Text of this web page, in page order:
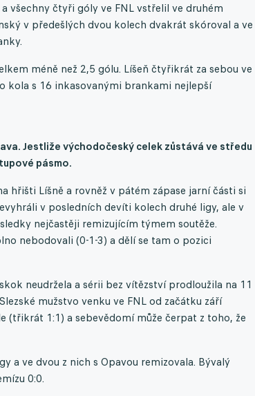
všechny čtyři góly ve FNL vstřelil ve druhém
v předešlých dvou kolech dvakrát skóroval a ve
méně než 2,5 gólu. Líšeň čtyřikrát za sebou ve
kola s 16 inkasovanými brankami nejlepší
Jestliže východočeský celek zůstává ve středu
pásmo.
hřišti Líšně a rovněž v pátém zápase jarní části si
v posledních devíti kolech druhé ligy, ale v
nejčastěji remizujícím týmem soutěže.
nebodovali (0-1-3) a dělí se tam o pozici
neudržela a sérii bez vítězství prodloužila na 11
mužstvo venku ve FNL od začátku září
1:1) a sebevědomí může čerpat z toho, že
a ve dvou z nich s Opavou remizovala. Bývalý
0:0.